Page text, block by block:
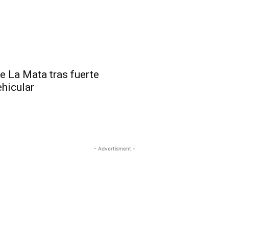
La Mata tras fuerte
- Advertisment -